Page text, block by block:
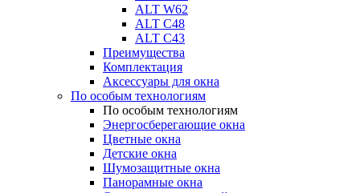
ALT W62
ALT С48
ALT С43
Преимущества
Комплектация
Аксессуары для окна
По особым технологиям
По особым технологиям
Энергосберегающие окна
Цветные окна
Детские окна
Шумозащитные окна
Панорамные окна